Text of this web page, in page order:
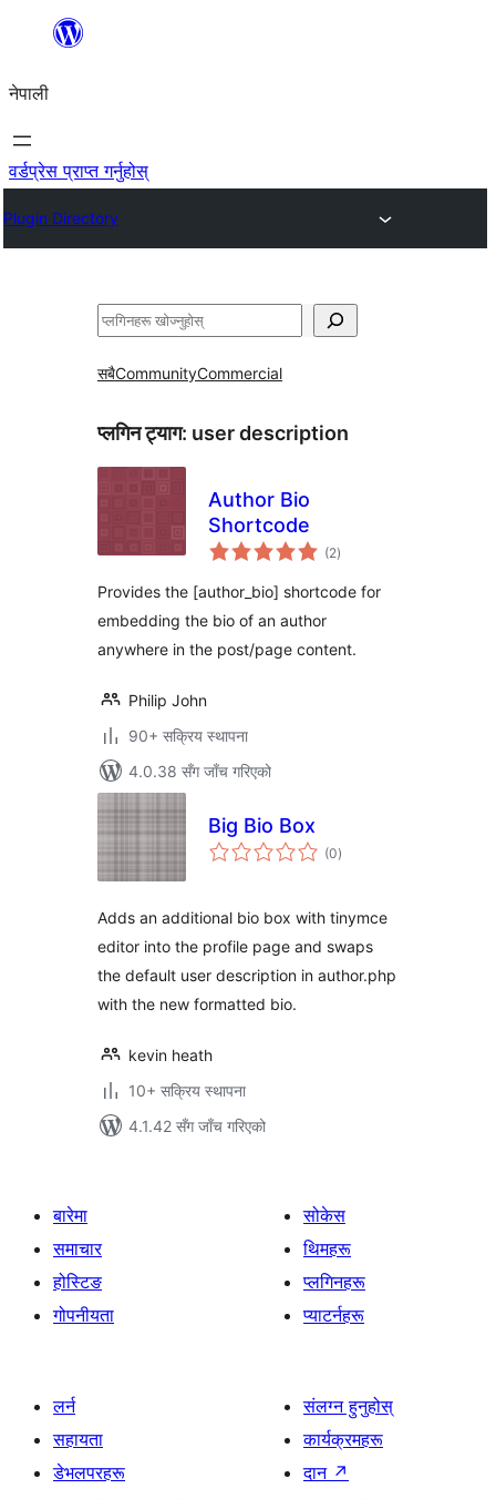
सामग्रीमा
नेपाली
वर्डप्रेस प्राप्त गर्नुहोस्
Plugin Directory
खोज्नुहोस्
सबैCommunityCommercial
प्लगिन ट्याग: user description
Author Bio
Shortcode
(2कुल
रेटिङ्गहरू
)
Provides the [author_bio] shortcode for
embedding the bio of an author
anywhere in the post/page content.
Philip John
90+ सक्रिय स्थापना
4.0.38 सँग जाँच गरिएको
Big Bio Box
(0कुल
रेटिङ्गहरू
)
Adds an additional bio box with tinymce
editor into the profile page and swaps
the default user description in author.php
with the new formatted bio.
kevin heath
10+ सक्रिय स्थापना
4.1.42 सँग जाँच गरिएको
बारेमा
समाचार
होस्टिङ
गोपनीयता
सोकेस
थिमहरू
प्लगिनहरू
प्याटर्नहरू
लर्न
सहायता
डेभलपरहरू
संलग्न हुनुहोस्
कार्यक्रमहरू
दान ↗